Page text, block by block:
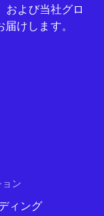
ン
ィング
および当社グロ
けします。